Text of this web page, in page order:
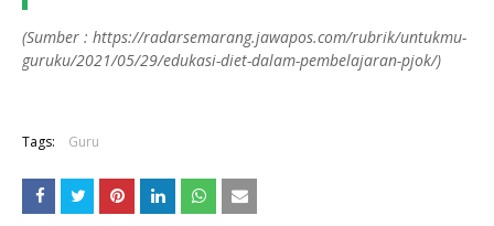
(Sumber : https://radarsemarang.jawapos.com/rubrik/untukmu-
guruku/2021/05/29/edukasi-diet-dalam-pembelajaran-pjok/)
Tags: Guru